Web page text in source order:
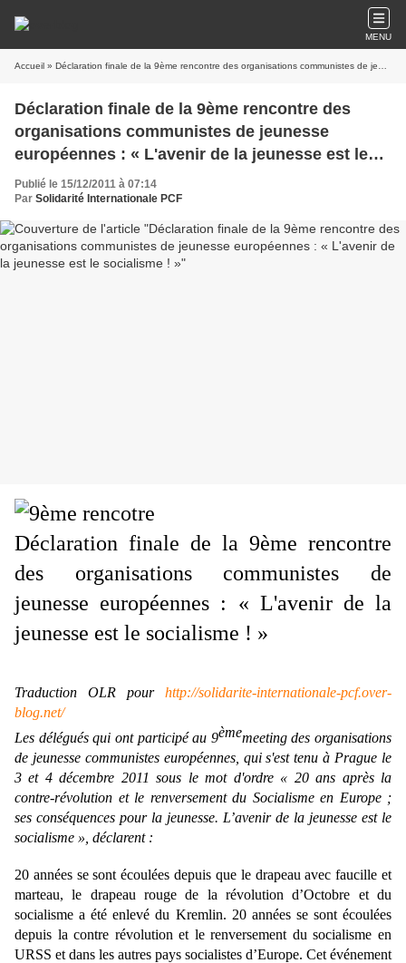
MENU
Accueil » Déclaration finale de la 9ème rencontre des organisations communistes de jeunesse européennes : « L'avenir de la jeunesse est le socialisme ! »
Déclaration finale de la 9ème rencontre des
organisations communistes de jeunesse
européennes : « L'avenir de la jeunesse est le
socialisme ! »
Publié le 15/12/2011 à 07:14
Par Solidarité Internationale PCF
Déclaration finale de la 9ème rencontre
des organisations communistes de
jeunesse européennes : « L'avenir de la
jeunesse est le socialisme ! »
Traduction OLR pour http://solidarite-internationale-pcf.over-
blog.net/
Les délégués qui ont participé au 9èmemeeting des organisations
de jeunesse communistes européennes, qui s'est tenu à Prague le
3 et 4 décembre 2011 sous le mot d'ordre « 20 ans après la
contre-révolution et le renversement du Socialisme en Europe ;
ses conséquences pour la jeunesse. L’avenir de la jeunesse est le
socialisme », déclarent :
20 années se sont écoulées depuis que le drapeau avec faucille et
marteau, le drapeau rouge de la révolution d’Octobre et du
socialisme a été enlevé du Kremlin. 20 années se sont écoulées
depuis la contre révolution et le renversement du socialisme en
URSS et dans les autres pays socialistes d’Europe. Cet événement